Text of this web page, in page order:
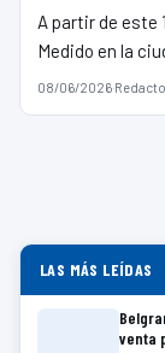
A partir de este
Medido en la
08/06/2026·
LAS MÁS LEÍDAS
venta